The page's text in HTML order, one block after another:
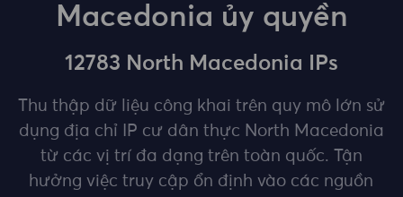
Macedonia ủy quyền
12783 North Macedonia IPs
Thu thập dữ liệu công khai trên quy mô lớn sử
dụng địa chỉ IP cư dân thực North Macedonia
từ các vị trí đa dạng trên toàn quốc. Tận
hưởng việc truy cập ổn định vào các nguồn